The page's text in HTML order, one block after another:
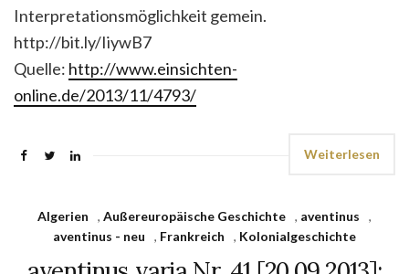
Interpretationsmöglichkeit gemein.
http://bit.ly/IiywB7
Quelle: http://www.einsichten-
online.de/2013/11/4793/
Weiterlesen
Algerien , Außereuropäische Geschichte , aventinus
,
aventinus - neu
, Frankreich , Kolonialgeschichte